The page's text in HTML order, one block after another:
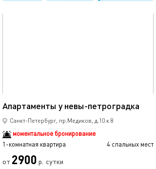
Апартаменты у невы-петроградка
Санкт-Петербург, пр.Медиков, д.10 к 8
моментальное бронирование
1-комнатная квартира
4 спальных мест
от 2900 р. сутки